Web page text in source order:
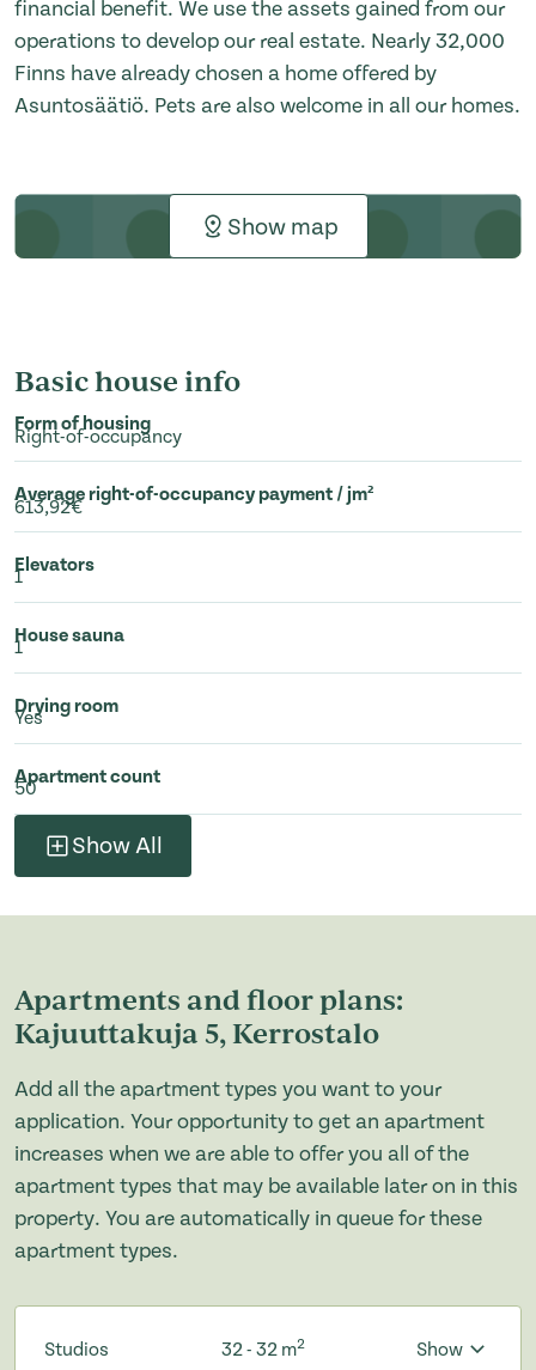
financial benefit. We use the assets gained from our
operations to develop our real estate. Nearly 32,000
Finns have already chosen a home offered by
Asuntosäätiö. Pets are also welcome in all our homes.
Show map
Basic house info
Form of housing
Right-of-occupancy
Average right-of-occupancy payment / jm²
613,92€
Elevators
1
House sauna
1
Drying room
Yes
Apartment count
50
Show All
Apartments and floor plans:
Kajuuttakuja 5, Kerrostalo
Add all the apartment types you want to your
application. Your opportunity to get an apartment
increases when we are able to offer you all of the
apartment types that may be available later on in this
property. You are automatically in queue for these
apartment types.
Studios 32 - 32 m2 Show